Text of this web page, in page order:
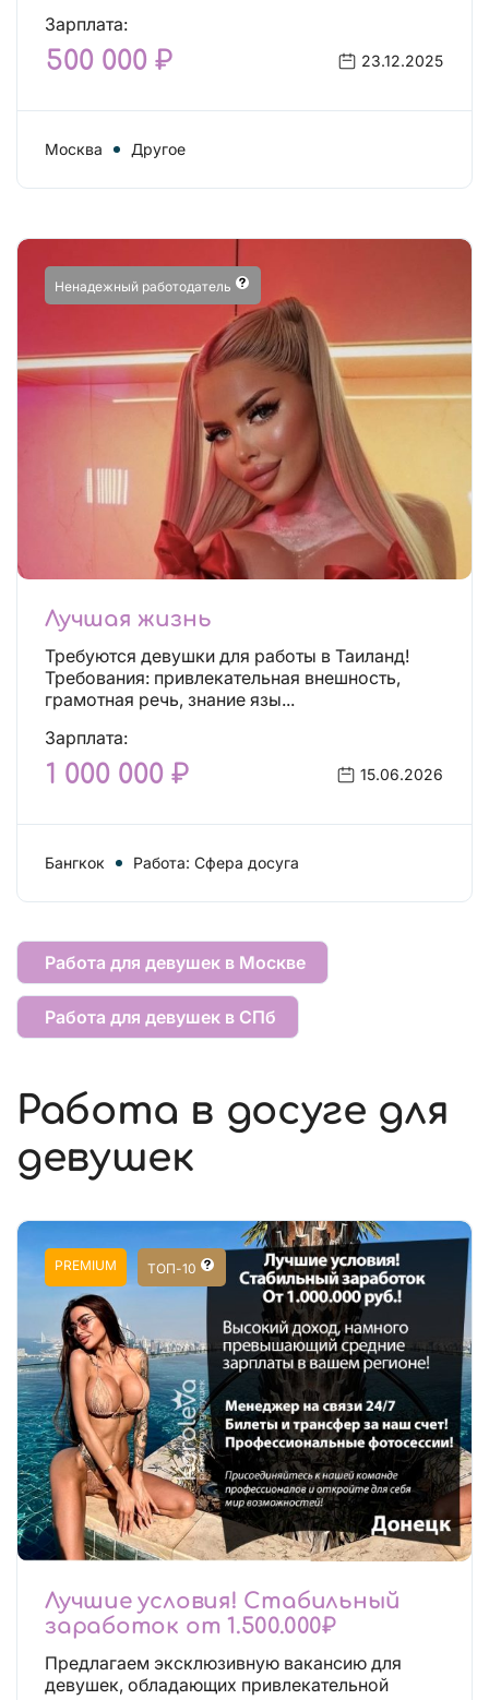
Зарплата:
500 000 ₽ 23.12.2025
Москва Другое
Ненадежный работодатель
Лучшая жизнь
Требуются девушки для работы в Таиланд!
Требования: привлекательная внешность,
грамотная речь, знание язы...
Зарплата:
1 000 000 ₽ 15.06.2026
Бангкок Работа: Сфера досуга
Работа для девушек в Москве
Работа для девушек в СПб
Работа в досуге для
девушек
PREMIUM ТОП-10
Лучшие условия! Стабильный
заработок от 1.500.000₽
Предлагаем эксклюзивную вакансию для
девушек, обладающих привлекательной